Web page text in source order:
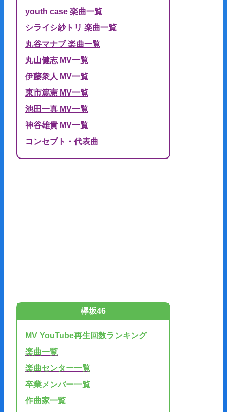
youth case 楽曲一覧
シライシ紗トリ 楽曲一覧
丸谷マナブ 楽曲一覧
丸山健志 MV一覧
伊藤衆人 MV一覧
東市篤憲 MV一覧
池田一真 MV一覧
神谷雄貴 MV一覧
コンセプト・代表曲
欅坂46
MV YouTube再生回数ランキング
楽曲一覧
楽曲センター一覧
卒業メンバー一覧
作曲家一覧